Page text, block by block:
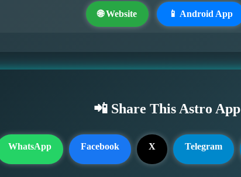
🌐 Website 📱 Android App
📲 Share This Astro App
WhatsApp Facebook X Telegram